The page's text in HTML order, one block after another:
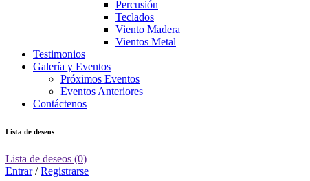
Percusión
Teclados
Viento Madera
Vientos Metal
Testimonios
Galería y Eventos
Próximos Eventos
Eventos Anteriores
Contáctenos
Lista de deseos
Lista de deseos (0)
Entrar/Registrarse